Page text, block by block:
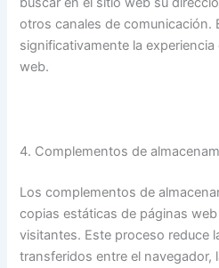
otros canales de comunicación.
significativamente la
web.
4. Complementos de
Los complementos de
copias estáticas de páginas
visitantes. Este proceso reduce
transferidos entre el navegador,